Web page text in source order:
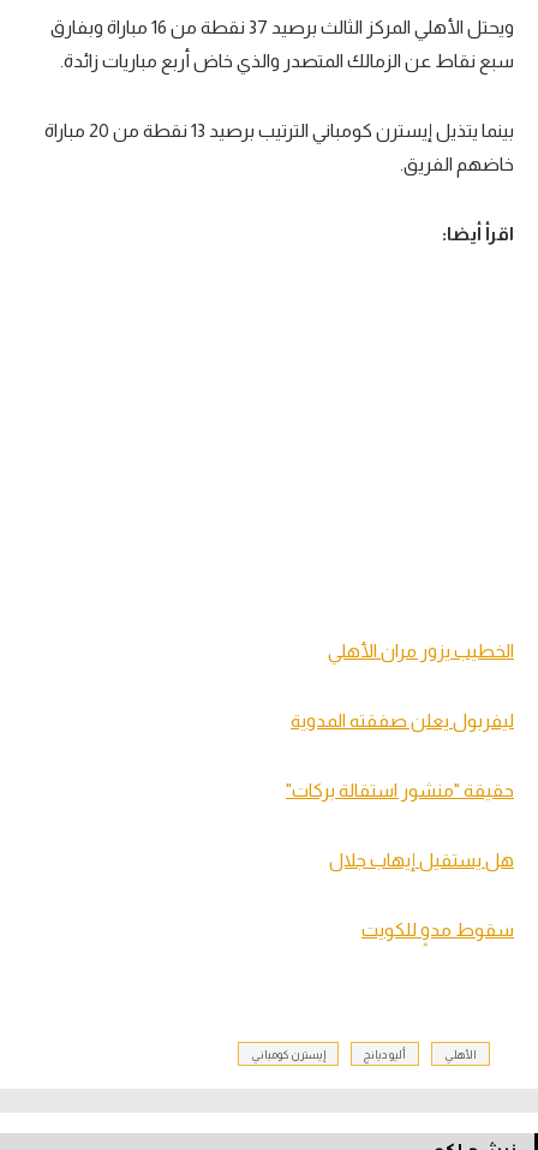
ويحتل الأهلي المركز الثالث برصيد 37 نقطة من 16 مباراة وبفارق
سبع نقاط عن الزمالك المتصدر والذي خاض أربع مباريات زائدة.
بينما يتذيل إيسترن كومباني الترتيب برصيد 13 نقطة من 20 مباراة
خاضهم الفريق.
اقرأ أيضا:
الخطيب يزور مران الأهلي
ليفربول يعلن صفقته المدوية
حقيقة "منشور استقالة بركات"
هل يستقيل إيهاب جلال
سقوط مدوٍ للكويت
الأهلي أليو ديانج إيسترن كومباني